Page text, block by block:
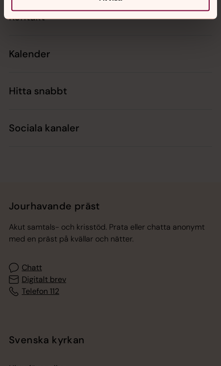
Kontakt
Kalender
Hitta snabbt
Sociala kanaler
Jourhavande präst
Akut samtals- och krisstöd. Prata eller chatta anonymt
med en präst på kvällar och nätter.
Chatt
Digitalt brev
Telefon 112
Svenska kyrkan